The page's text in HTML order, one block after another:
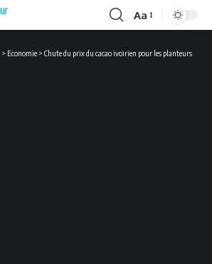
Font
Aa
> Economie > Chute du prix du cacao ivoirien pour les planteurs